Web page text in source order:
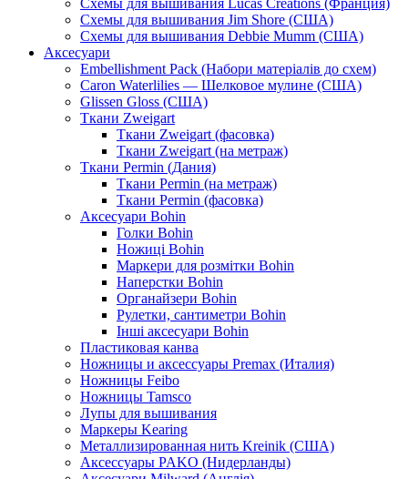
Схемы для вышивания Lucas Creations (Франция)
Схемы для вышивания Jim Shore (США)
Схемы для вышивания Debbie Mumm (США)
Аксесуари
Embellishment Pack (Набори матеріалів до схем)
Caron Waterlilies — Шелковое мулине (США)
Glissen Gloss (США)
Ткани Zweigart
Ткани Zweigart (фасовка)
Ткани Zweigart (на метраж)
Ткани Permin (Дания)
Ткани Permin (на метраж)
Ткани Permin (фасовка)
Аксесуари Bohin
Голки Bohin
Ножиці Bohin
Маркери для розмітки Bohin
Наперстки Bohin
Органайзери Bohin
Рулетки, сантиметри Bohin
Інші аксесуари Bohin
Пластиковая канва
Ножницы и аксессуары Premax (Италия)
Ножницы Feibo
Ножницы Tamsco
Лупы для вышивания
Маркеры Kearing
Металлизированная нить Kreinik (США)
Аксессуары PAKO (Нидерланды)